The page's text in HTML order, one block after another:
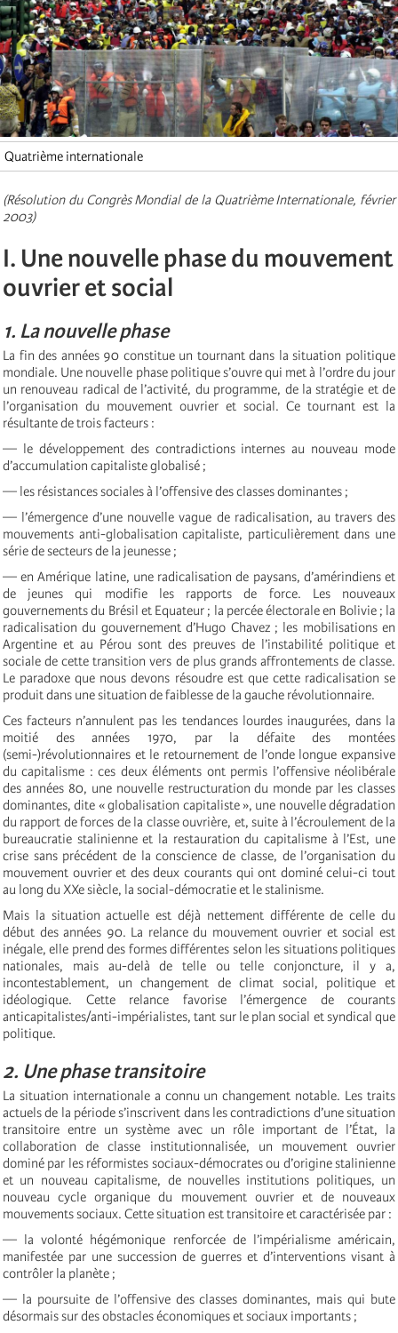
Quatrième internationale
(Résolution du Congrès Mondial de la Quatrième Internationale, février
2003)
I. Une nouvelle phase du mouvement
ouvrier et social
1. La nouvelle phase
La fin des années 90 constitue un tournant dans la situation politique
mondiale. Une nouvelle phase politique s’ouvre qui met à l’ordre du jour
un renouveau radical de l’activité, du programme, de la stratégie et de
l’organisation du mouvement ouvrier et social. Ce tournant est la
résultante de trois facteurs :
— le développement des contradictions internes au nouveau mode
d’accumulation capitaliste globalisé ;
— les résistances sociales à l’offensive des classes dominantes ;
— l’émergence d’une nouvelle vague de radicalisation, au travers des
mouvements anti-globalisation capitaliste, particulièrement dans une
série de secteurs de la jeunesse ;
— en Amérique latine, une radicalisation de paysans, d’amérindiens et
de jeunes qui modifie les rapports de force. Les nouveaux
gouvernements du Brésil et Equateur ; la percée électorale en Bolivie ; la
radicalisation du gouvernement d’Hugo Chavez ; les mobilisations en
Argentine et au Pérou sont des preuves de l’instabilité politique et
sociale de cette transition vers de plus grands affrontements de classe.
Le paradoxe que nous devons résoudre est que cette radicalisation se
produit dans une situation de faiblesse de la gauche révolutionnaire.
Ces facteurs n’annulent pas les tendances lourdes inaugurées, dans la
moitié des années 1970, par la défaite des montées
(semi-)révolutionnaires et le retournement de l’onde longue expansive
du capitalisme : ces deux éléments ont permis l’offensive néolibérale
des années 80, une nouvelle restructuration du monde par les classes
dominantes, dite « globalisation capitaliste », une nouvelle dégradation
du rapport de forces de la classe ouvrière, et, suite à l’écroulement de la
bureaucratie stalinienne et la restauration du capitalisme à l’Est, une
crise sans précédent de la conscience de classe, de l’organisation du
mouvement ouvrier et des deux courants qui ont dominé celui-ci tout
au long du XXe siècle, la social-démocratie et le stalinisme.
Mais la situation actuelle est déjà nettement différente de celle du
début des années 90. La relance du mouvement ouvrier et social est
inégale, elle prend des formes différentes selon les situations politiques
nationales, mais au-delà de telle ou telle conjoncture, il y a,
incontestablement, un changement de climat social, politique et
idéologique. Cette relance favorise l’émergence de courants
anticapitalistes/anti-impérialistes, tant sur le plan social et syndical que
politique.
2. Une phase transitoire
La situation internationale a connu un changement notable. Les traits
actuels de la période s’inscrivent dans les contradictions d’une situation
transitoire entre un système avec un rôle important de l’État, la
collaboration de classe institutionnalisée, un mouvement ouvrier
dominé par les réformistes sociaux-démocrates ou d’origine stalinienne
et un nouveau capitalisme, de nouvelles institutions politiques, un
nouveau cycle organique du mouvement ouvrier et de nouveaux
mouvements sociaux. Cette situation est transitoire et caractérisée par :
— la volonté hégémonique renforcée de l’impérialisme américain,
manifestée par une succession de guerres et d’interventions visant à
contrôler la planète ;
— la poursuite de l’offensive des classes dominantes, mais qui bute
désormais sur des obstacles économiques et sociaux importants ;